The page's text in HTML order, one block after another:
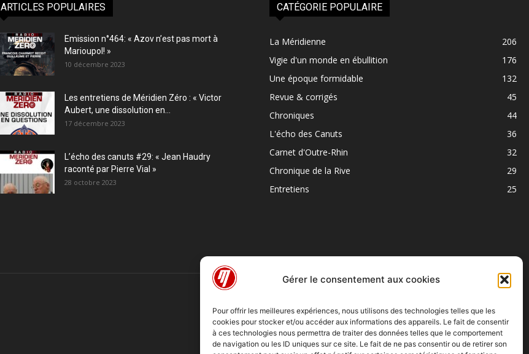
Gérer le consentement aux cookies
Pour offrir les meilleures expériences, nous utilisons des technologies telles que les
cookies pour stocker et/ou accéder aux informations des appareils. Le fait de consentir
à ces technologies nous permettra de traiter des données telles que le comportement
de navigation ou les ID uniques sur ce site. Le fait de ne pas consentir ou de retirer son
ARTICLES POPULAIRES
Emission n°464: « Azov n’est pas mort à
Marioupol! »
10 décembre 2023
Les entretiens de Méridien Zéro : « Victor
Aubert, une dissolution en...
17 décembre 2023
L’écho des canuts #29: « Jean Haudry
raconté par Pierre Vial »
28 octobre 2023
CATÉGORIE POPULAIRE
La Méridienne
206
Vigie d'un monde en ébullition
176
Une époque formidable
132
Revue & corrigés
45
Chroniques
44
L'écho des Canuts
36
Carnet d'Outre-Rhin
32
Chronique de la Rive
29
Entretiens
25
SUIVEZ NOUS